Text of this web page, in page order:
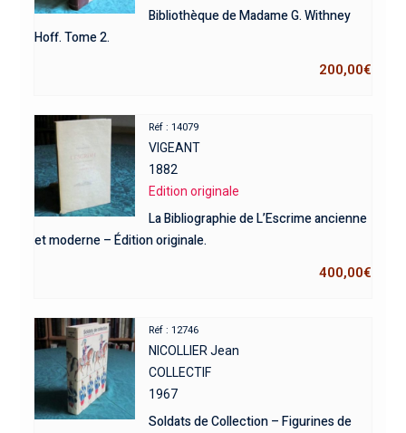
Bibliothèque de Madame G. Withney
Hoff. Tome 2.
200,00€
Réf : 14079
VIGEANT
1882
Edition originale
La Bibliographie de L’Escrime ancienne
et moderne – Édition originale.
400,00€
Réf : 12746
NICOLLIER Jean
COLLECTIF
1967
Soldats de Collection – Figurines de